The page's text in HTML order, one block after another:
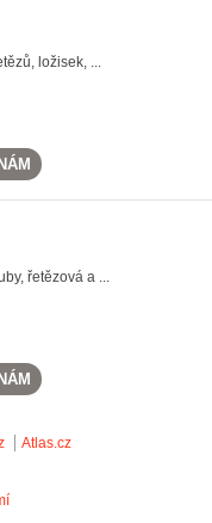
ložisek, ...
řetězová a ...
Atlas.cz